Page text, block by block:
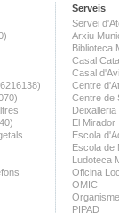
Serveis
Servei
Arxiu
Biblioteca
Casal
Casal
Centre
Centre de
Deixalleria
El Mirador
Escola
Escola de
Ludoteca
Oficina
OMIC
PIPAD